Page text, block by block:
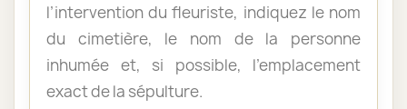
l’intervention du fleuriste, indiquez le nom
du cimetière, le nom de la personne
inhumée et, si possible, l’emplacement
exact de la sépulture.